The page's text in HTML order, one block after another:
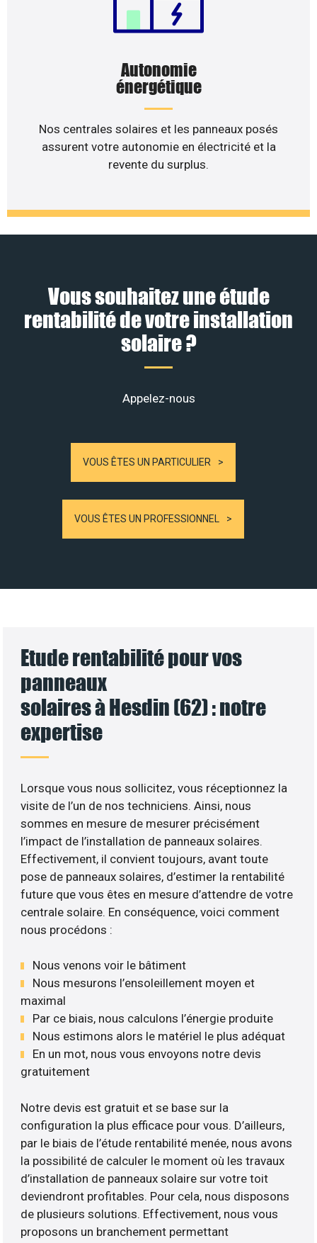
Autonomie
énergétique
Nos centrales solaires et les panneaux posés
assurent votre autonomie en électricité et la
revente du surplus.
Vous souhaitez une étude
rentabilité de votre installation
solaire ?
Appelez-nous
VOUS ÊTES UN PARTICULIER
VOUS ÊTES UN PROFESSIONNEL
Etude rentabilité pour vos
panneaux
solaires à Hesdin (62) : notre
expertise
Lorsque vous nous sollicitez, vous réceptionnez la
visite de l’un de nos techniciens. Ainsi, nous
sommes en mesure de mesurer précisément
l’impact de l’installation de panneaux solaires.
Effectivement, il convient toujours, avant toute
pose de panneaux solaires, d’estimer la rentabilité
future que vous êtes en mesure d’attendre de votre
centrale solaire. En conséquence, voici comment
nous procédons :
Nous venons voir le bâtiment
Nous mesurons l’ensoleillement moyen et
maximal
Par ce biais, nous calculons l’énergie produite
Nous estimons alors le matériel le plus adéquat
En un mot, nous vous envoyons notre devis
gratuitement
Notre devis est gratuit et se base sur la
configuration la plus efficace pour vous. D’ailleurs,
par le biais de l’étude rentabilité menée, nous avons
la possibilité de calculer le moment où les travaux
d’installation de panneaux solaire sur votre toit
deviendront profitables. Pour cela, nous disposons
de plusieurs solutions. Effectivement, nous vous
proposons un branchement permettant